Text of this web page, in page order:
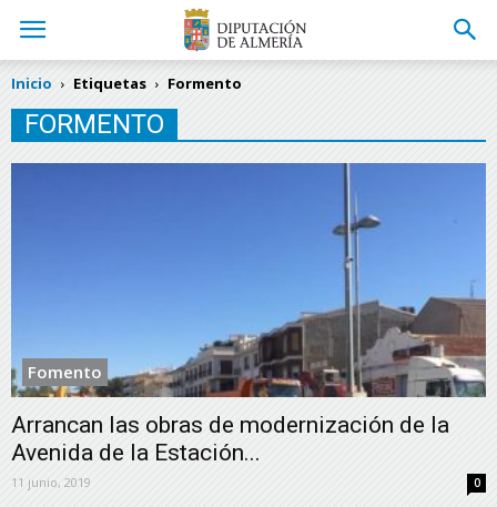
Inicio Etiquetas Formento
FORMENTO
Fomento
Arrancan las obras de modernización de la
Avenida de la Estación...
11 junio, 2019 0